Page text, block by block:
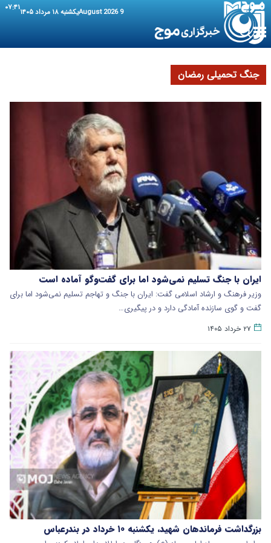
9 August 2026 یکشنبه ۱۸ مرداد ۱۴۰۵ ۰۷:۴۱
جنگ تحمیلی رمضان
ایران با جنگ تسلیم نمی‌شود اما برای گفت‌وگو آماده است
وزیر فرهنگ و ارشاد اسلامی گفت: ایران با جنگ و تهاجم تسلیم نمی‌شود اما برای
گفت و گوی سازنده آمادگی دارد و در پیگیری…
۲۷ خرداد ۱۴۰۵
بزرگداشت فرماندهان شهید، یکشنبه ۱۰ خرداد در بندرعباس